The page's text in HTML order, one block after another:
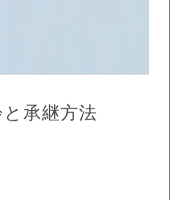
承継方法